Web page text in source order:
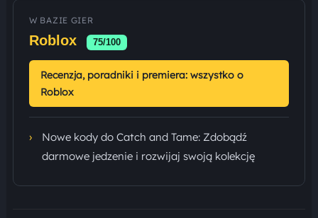
W BAZIE GIER
Roblox 75/100
Recenzja, poradniki i premiera: wszystko o
Roblox
›
Nowe kody do Catch and Tame: Zdobądź
darmowe jedzenie i rozwijaj swoją kolekcję